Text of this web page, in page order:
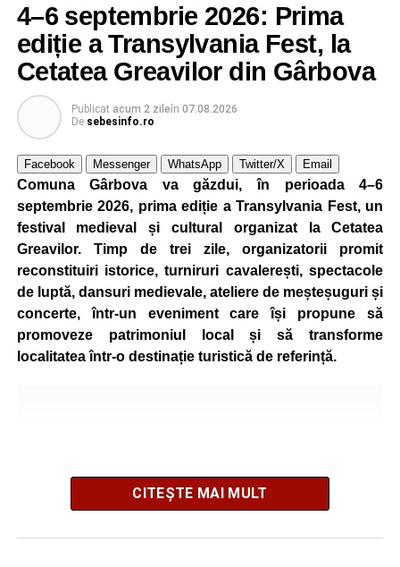
4–6 septembrie 2026: Prima
ediție a Transylvania Fest, la
Cetatea Greavilor din Gârbova
Publicat acum 2 zileîn 07.08.2026
De sebesinfo.ro
Facebook Messenger WhatsApp Twitter/X Email
Comuna Gârbova va găzdui, în perioada 4–6
septembrie 2026, prima ediție a Transylvania Fest, un
festival medieval și cultural organizat la Cetatea
Greavilor. Timp de trei zile, organizatorii promit
reconstituiri istorice, turniruri cavalerești, spectacole
de luptă, dansuri medievale, ateliere de meșteșuguri și
concerte, într-un eveniment care își propune să
promoveze patrimoniul local și să transforme
localitatea într-o destinație turistică de referință.
CITEȘTE MAI MULT